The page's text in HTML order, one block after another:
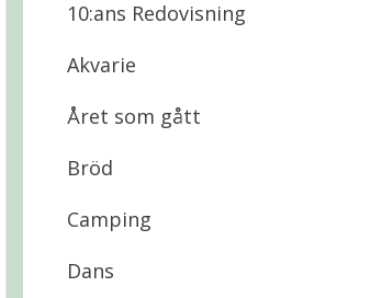
10:ans Redovisning
Akvarie
Året som gått
Bröd
Camping
Dans